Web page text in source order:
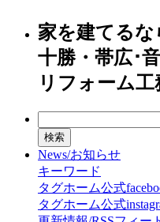
家を建てるな
十勝・帯広･
リフォーム工
News/お知らせ
キーワード
タグホーム公式
タグホーム公式